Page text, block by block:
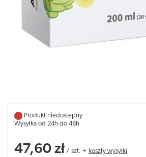
Produkt niedostepny
Wysyłka od 24h do 48h
47,60 zł / szt. + koszty wysyłki